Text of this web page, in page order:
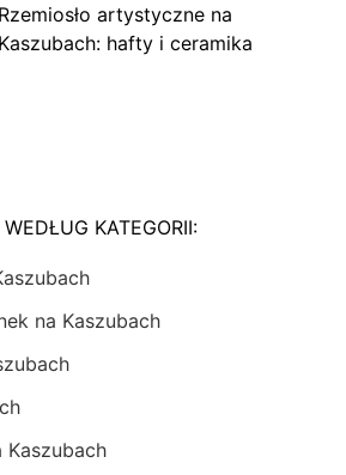
Rzemiosło artystyczne na
Kaszubach: hafty i ceramika
KATEGORII:
na Kaszubach
Kaszubach